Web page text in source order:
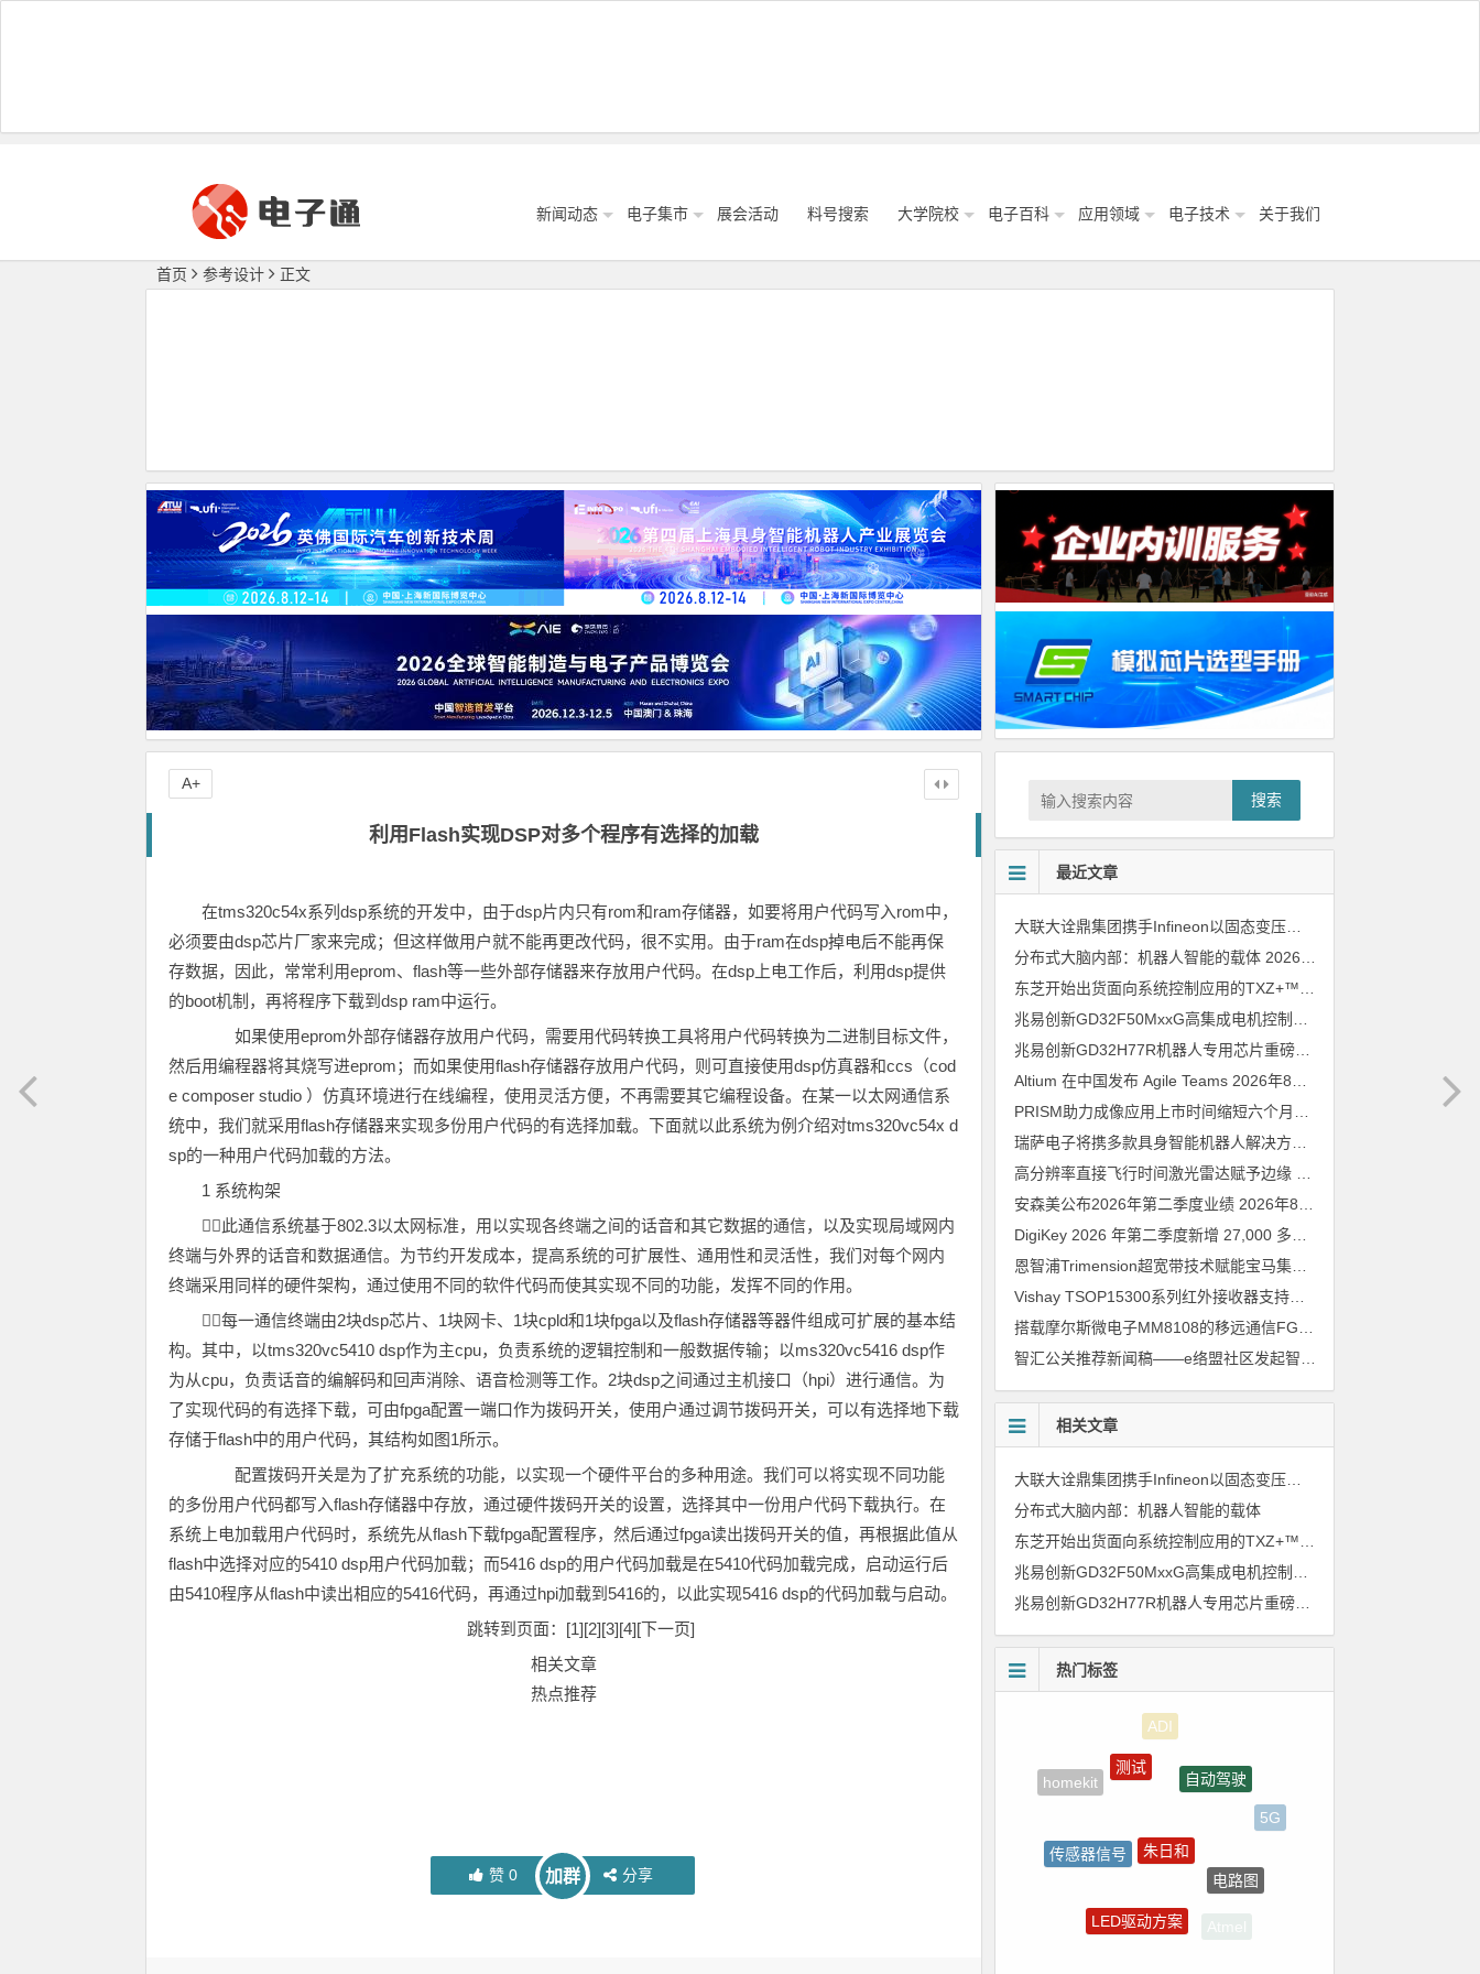
新闻动态 电子集市 展会活动 料号搜索 大学院校 电子百科 应用领域 电子技术 关于我们
首页 参考设计 正文
利用Flash实现DSP对多个程序有选择的加载
在tms320c54x系列dsp系统的开发中，由于dsp片内只有rom和ram存储器，如要将用户代码写入rom中，
必须要由dsp芯片厂家来完成；但这样做用户就不能再更改代码，很不实用。由于ram在dsp掉电后不能再保
存数据，因此，常常利用eprom、flash等一些外部存储器来存放用户代码。在dsp上电工作后，利用dsp提供
的boot机制，再将程序下载到dsp ram中运行。
如果使用eprom外部存储器存放用户代码，需要用代码转换工具将用户代码转换为二进制目标文件，
然后用编程器将其烧写进eprom；而如果使用flash存储器存放用户代码，则可直接使用dsp仿真器和ccs（cod
e composer studio ）仿真环境进行在线编程，使用灵活方便，不再需要其它编程设备。在某一以太网通信系
统中，我们就采用flash存储器来实现多份用户代码的有选择加载。下面就以此系统为例介绍对tms320vc54x d
sp的一种用户代码加载的方法。
1 系统构架
此通信系统基于802.3以太网标准，用以实现各终端之间的话音和其它数据的通信，以及实现局域网内
终端与外界的话音和数据通信。为节约开发成本，提高系统的可扩展性、通用性和灵活性，我们对每个网内
终端采用同样的硬件架构，通过使用不同的软件代码而使其实现不同的功能，发挥不同的作用。
每一通信终端由2块dsp芯片、1块网卡、1块cpld和1块fpga以及flash存储器等器件组成可扩展的基本结
构。其中，以tms320vc5410 dsp作为主cpu，负责系统的逻辑控制和一般数据传输；以ms320vc5416 dsp作
为从cpu，负责话音的编解码和回声消除、语音检测等工作。2块dsp之间通过主机接口（hpi）进行通信。为
了实现代码的有选择下载，可由fpga配置一端口作为拨码开关，使用户通过调节拨码开关，可以有选择地下载
存储于flash中的用户代码，其结构如图1所示。
配置拨码开关是为了扩充系统的功能，以实现一个硬件平台的多种用途。我们可以将实现不同功能
的多份用户代码都写入flash存储器中存放，通过硬件拨码开关的设置，选择其中一份用户代码下载执行。在
系统上电加载用户代码时，系统先从flash下载fpga配置程序，然后通过fpga读出拨码开关的值，再根据此值从
flash中选择对应的5410 dsp用户代码加载；而5416 dsp的用户代码加载是在5410代码加载完成，启动运行后
由5410程序从flash中读出相应的5416代码，再通过hpi加载到5416的，以此实现5416 dsp的代码加载与启动。
跳转到页面：[1][2][3][4][下一页]
相关文章
热点推荐
赞0 加群 分享
A+
搜索
最近文章
大联大诠鼎集团携手Infineon以固态变压器重构配电效率新标杆
分布式大脑内部：机器人智能的载体 2026年8月6日
兆易创新GD32H77R机器人专用芯片重磅亮相，精准赋能伺服驱动与关节控制
Altium 在中国发布 Agile Teams 2026年8月6日
2026
安森美公布2026年第二季度业绩 2026年8月6日
恩智浦Trimension超宽带技术赋能宝马集团Digital Key Plus及生命体存在检测功能
Vishay TSOP15300系列红外接收器支持所有主流遥控代码
相关文章
大联大诠鼎集团携手Infineon以固态变压器重构配电效率新标杆
分布式大脑内部：机器人智能的载体
兆易创新GD32H77R机器人专用芯片重磅亮相，精准赋能伺服驱动与关节控制
热门标签
homekit
5G